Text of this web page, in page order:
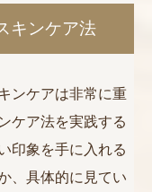
キンケア法
ンケアは非常に重
ケア法を実践する
印象を手に入れる
、具体的に見てい